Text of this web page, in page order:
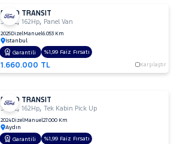
FORD TRANSIT
350 L,162Hp, Panel Van
2025DizelManuel6.053 Km
İstanbul
1.660.000 TL Karşılaştır
Garantili %1,99 Faiz Fırsatı
FORD TRANSIT
350 L,162Hp,Tek Kabin Pick Up
2024DizelManuel27.000 Km
Aydın
Garantili %1,99 Faiz Fırsatı